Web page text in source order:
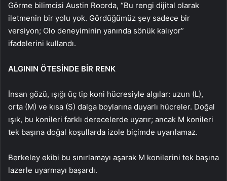
Görme bilimcisi Austin Roorda, “Bu rengi dijital olarak
iletmenin bir yolu yok. Gördüğümüz şey sadece bir
versiyon; Olo deneyiminin yanında sönük kalıyor”
ifadelerini kullandı.
ALGININ ÖTESİNDE BİR RENK
İnsan gözü, ışığı üç tip koni hücresiyle algılar: uzun (L),
orta (M) ve kısa (S) dalga boylarına duyarlı hücreler. Doğal
ışık, bu konileri farklı derecelerde uyarır; ancak M konileri
tek başına doğal koşullarda izole biçimde uyarılamaz.
Berkeley ekibi bu sınırlamayı aşarak M konilerini tek başına
lazerle uyarmayı başardı.